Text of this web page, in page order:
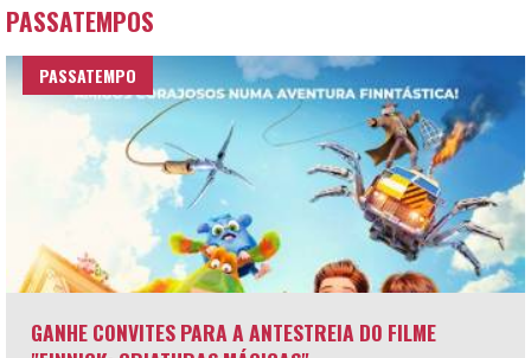
PASSATEMPOS
PASSATEMPO
GANHE CONVITES PARA A ANTESTREIA DO FILME